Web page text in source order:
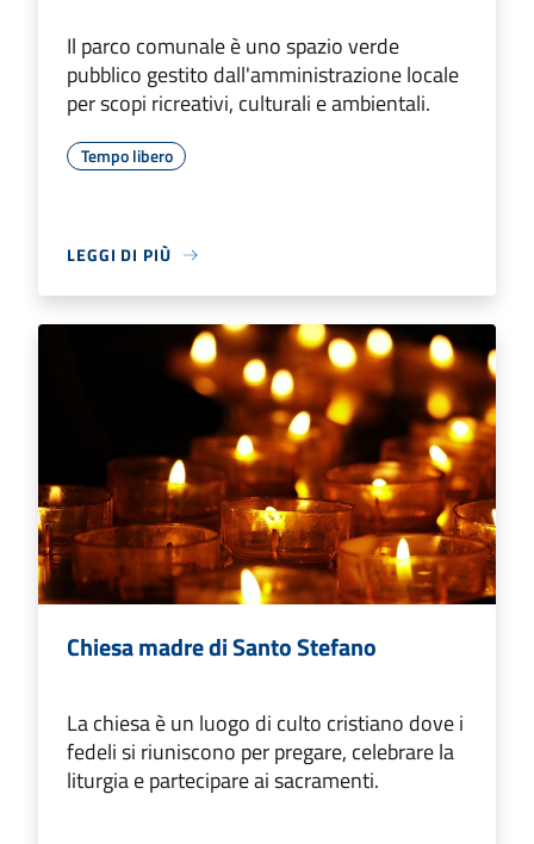
Il parco comunale è uno spazio verde
pubblico gestito dall'amministrazione locale
per scopi ricreativi, culturali e ambientali.
Tempo libero
LEGGI DI PIÙ
Chiesa madre di Santo Stefano
La chiesa è un luogo di culto cristiano dove i
fedeli si riuniscono per pregare, celebrare la
liturgia e partecipare ai sacramenti.